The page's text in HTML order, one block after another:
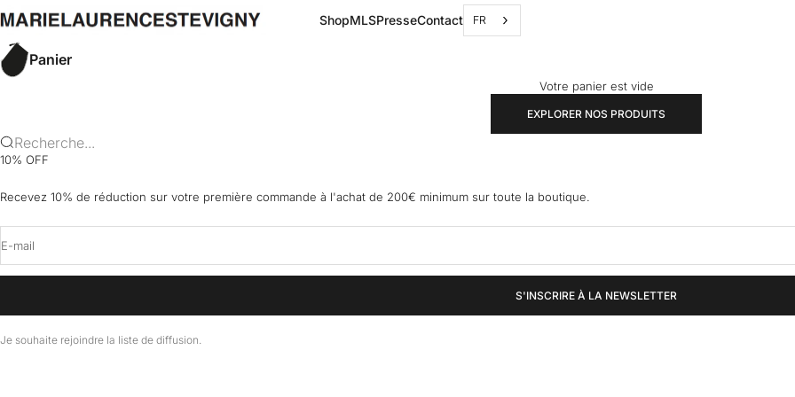
marielaurencestevigny
ShopMLSPresseContact FR
Panier
Votre panier est vide
EXPLORER NOS PRODUITS
Recherche...
10% OFF
Recevez 10% de réduction sur votre première commande à l'achat de 200€ minimum sur toute la boutique.
E-mail
S'INSCRIRE À LA NEWSLETTER
Je souhaite rejoindre la liste de diffusion.